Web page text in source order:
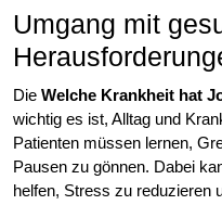
Umgang mit
Die Welche Krankheit hat
wichtig es ist, Alltag und
Patienten müssen lernen,
Pausen zu gönnen. Dabei
helfen, Stress zu reduzieren